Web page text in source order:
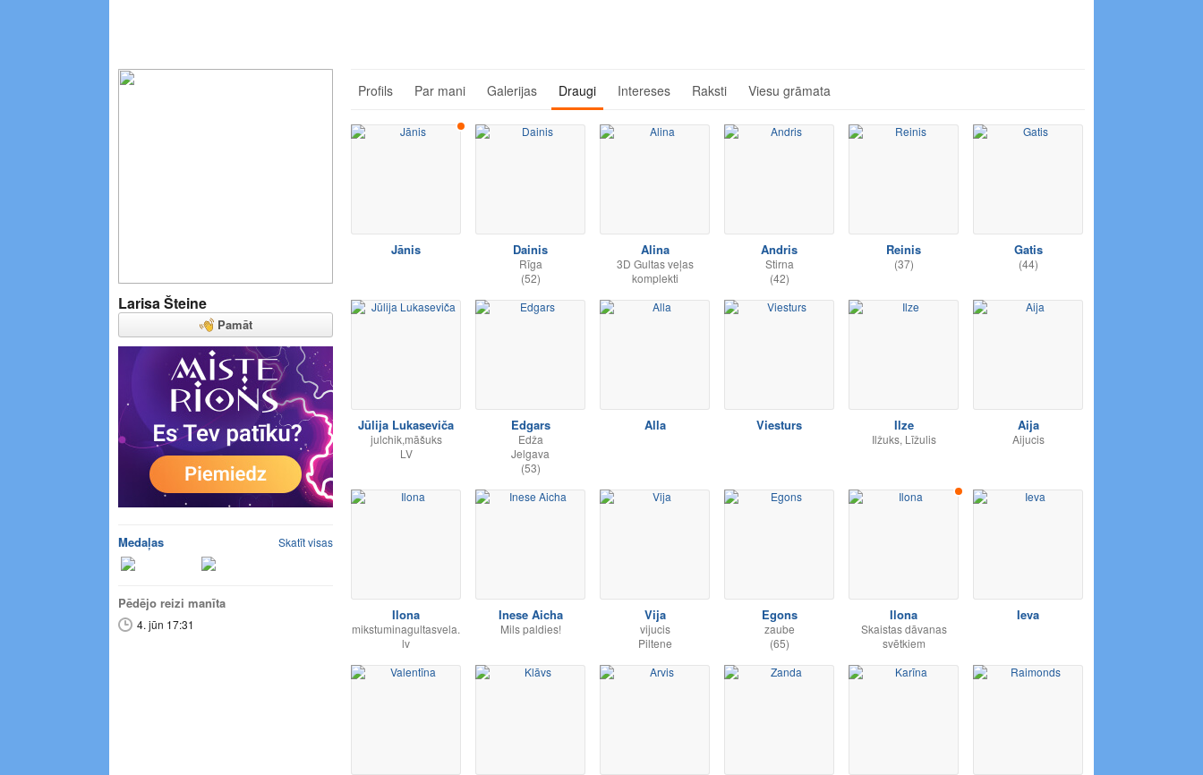
Larisa Šteine
Pamāt
Medaļas Skatīt visas
Pēdējo reizi manīta
4. jūn 17:31
Profils Par mani Galerijas Draugi Intereses Raksti Viesu grāmata
Jānis Dainis
Rīga
(52)
Alina
3D Gultas veļas
komplekti
Andris
Stirna
(42)
Reinis
(37)
Gatis
(44)
Jūlija Lukaseviča
julchik,māšuks
LV
Edgars
Edža
Jelgava
(53)
Alla Viesturs Ilze
Ilžuks, Līžulis
Aija
Aijucis
Ilona
mikstuminagultasvela.
lv
Inese Aicha
Mils paldies!
Vija
vijucis
Piltene
Egons
zaube
(65)
Ilona
Skaistas dāvanas
svētkiem
Ieva